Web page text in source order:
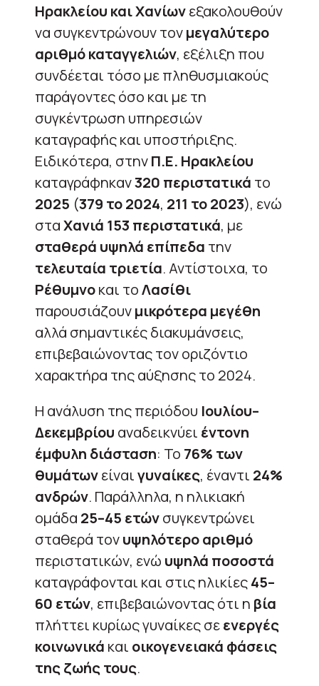
Ηρακλείου και Χανίωνεξακολουθούν
να συγκεντρώνουν τονμεγαλύτερο
αριθμό καταγγελιών, εξέλιξη που
συνδέεται τόσο με πληθυσμιακούς
παράγοντες όσο και με τη
συγκέντρωση υπηρεσιών
καταγραφής και υποστήριξης.
Ειδικότερα, στηνΠ.Ε. Ηρακλείου
καταγράφηκαν320 περιστατικά το
2025 (379 το 2024, 211 το 2023), ενώ
σταΧανιά 153 περιστατικά, με
σταθερά υψηλά επίπεδα την
τελευταία τριετία. Αντίστοιχα, το
Ρέθυμνοκαι τοΛασίθι
παρουσιάζουνμικρότερα μεγέθη
αλλά σημαντικές διακυμάνσεις,
επιβεβαιώνοντας τον οριζόντιο
χαρακτήρα της αύξησης το 2024.
Η ανάλυση της περιόδου Ιουλίου–
Δεκεμβρίου αναδεικνύει έντονη
έμφυλη διάσταση: Το 76% των
θυμάτωνείναιγυναίκες, έναντι 24%
ανδρών. Παράλληλα, η ηλικιακή
ομάδα 25–45 ετώνσυγκεντρώνει
σταθερά τονυψηλότερο αριθμό
περιστατικών, ενώ υψηλά ποσοστά
καταγράφονται και στις ηλικίες45–
60 ετών, επιβεβαιώνοντας ότι η βία
πλήττει κυρίως γυναίκες σεενεργές
κοινωνικά και οικογενειακά φάσεις
της ζωής τους.